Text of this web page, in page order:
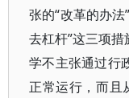
张的“改革的办法
去杠杆”这三项
学不主张通过行
正常运行，而且